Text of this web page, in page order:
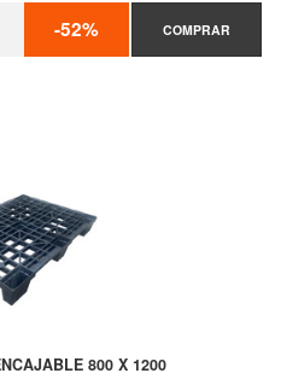
-52% COMPRAR
800 X 1200